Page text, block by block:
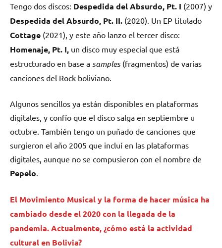
Tengo dos discos: Despedida del Absurdo, Pt. I (2007) y
Despedida del Absurdo, Pt. II. (2020). Un EP titulado
Cottage (2021), y este año lanzo el tercer disco:
Homenaje, Pt. I, un disco muy especial que está
estructurado en base a samples(fragmentos) de varias
canciones del Rock boliviano.
Algunos sencillos ya están disponibles en plataformas
digitales, y confío que el disco salga en septiembre u
octubre. También tengo un puñado de canciones que
surgieron el año 2005 que incluí en las plataformas
digitales, aunque no se compusieron con el nombre de
Pepelo
El Movimiento Musical y la forma de hacer música ha
cambiado desde el 2020 con la llegada de la
pandemia. Actualmente, ¿cómo está la actividad
cultural en Bolivia?